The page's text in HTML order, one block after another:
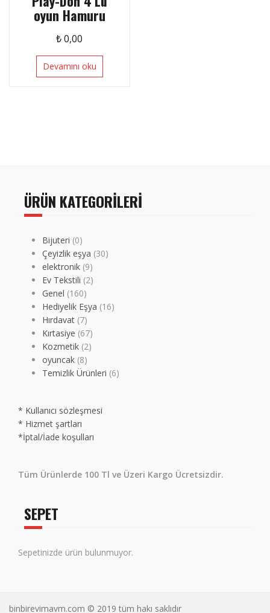
oyun Hamuru
₺0,00
Devamını oku
ÜRÜN KATEGORILERI
Bijuteri (0)
Çeyizlik eşya (30)
elektronik (9)
Ev Tekstili (2)
Genel (160)
Hediyelik Eşya (16)
Hırdavat (7)
Kırtasiye (67)
Kozmetik (2)
oyuncak (8)
Temizlik Ürünleri (6)
* Kullanıcı sözleşmesi
* Hizmet şartları
*İptal/İade koşulları
Tüm Ürünlerde 100 Tl ve Üzeri Kargo Ücretsizdir.
SEPET
Sepetinizde ürün bulunmuyor.
binbirevimavm.com © 2019 tüm hakı saklıdır